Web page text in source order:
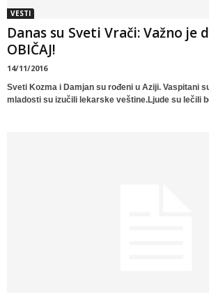
VESTI
Danas su Sveti Vrači: Važno je
OBIČAJ!
14/11/2016
Sveti Kozma i Damjan su rođeni u Aziji. Vaspitani
mladosti su izučili lekarske veštine.Ljude su lečili